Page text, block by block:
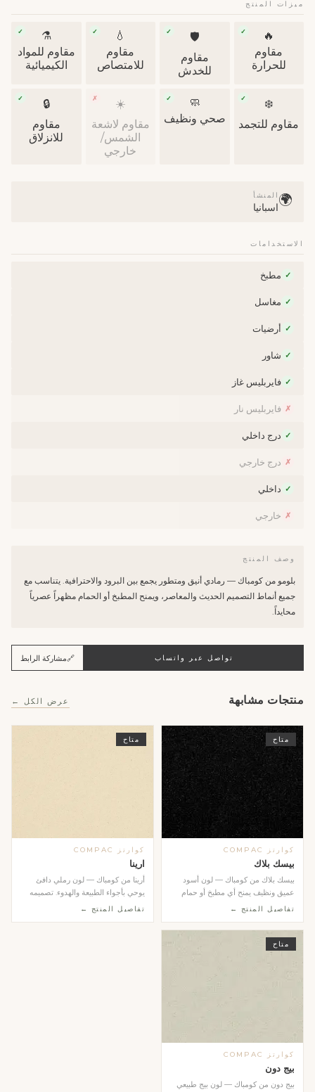
ميزات المنتج
🔥
✓
مقاوم
للحرارة
🛡
✓
مقاوم
للخدش
💧
✓
مقاوم
للامتصاص
⚗️
✓
مقاوم للمواد
الكيميائية
❄️
✓
مقاوم للتجمد
🧼
✓
صحي ونظيف
☀️
✗
مقاوم لاشعة
الشمس/
خارجي
🔒
✓
مقاوم
للانزلاق
🌍 المنشأ
اسبانيا
الاستخدامات
✓ مطبخ
✓ مغاسل
✓ أرضيات
✓ شاور
✓ فايربليس غاز
✗ فايربليس نار
✓ درج داخلي
✗ درج خارجي
✓ داخلي
✗ خارجي
وصف المنتج
بلومو من كومباك — رمادي أنيق ومتطور يجمع بين البرود والاحترافية. يتناسب مع
جميع أنماط التصميم الحديث والمعاصر، ويمنح المطبخ أو الحمام مظهراً عصرياً
محايداً.
تواصل عبر واتساب 🔗مشاركة الرابط
منتجات مشابهة عرض الكل ←
متاح
كوارتز COMPAC
بيسك بلاك
بيسك بلاك من كومباك — لون أسود
عميق ونظيف يمنح أي مطبخ أو حمام
طابعاً عصرياً جري...
تفاصيل المنتج ←
متاح
كوارتز COMPAC
ارينا
أرينا من كومباك — لون رملي دافئ
يوحي بأجواء الطبيعة والهدوء. تصميمه
المتجانس وال...
تفاصيل المنتج ←
متاح
كوارتز COMPAC
بيج دون
بيج دون من كومباك — لون بيج طبيعي